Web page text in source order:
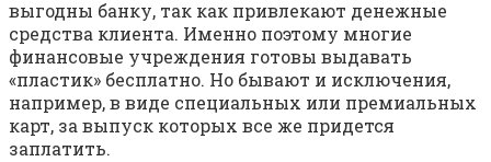
выгодны банку, так как привлекают денежные
средства клиента. Именно поэтому многие
финансовые учреждения готовы выдавать
«пластик» бесплатно. Но бывают и исключения,
например, в виде специальных или премиальных
карт, за выпуск которых все же придется
заплатить.